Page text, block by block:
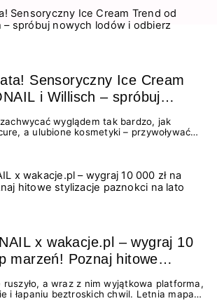
Sensoryczny Ice Cream
i Willisch – spróbuj
i odbierz prezent!
wyglądem tak bardzo, jak
a ulubione kosmetyki – przywoływać
deserów to coś więcej niż
kolor, aksamitną teksturę,
i słodki akcent na podniebieniu. Tego lata
z marką Willisch, tworząc unikalny projekt
x wakacje.pl – wygraj 10
marzeń! Poznaj hitowe
a wraz z nim wyjątkowa platforma,
i łapaniu beztroskich chwil. Letnia mapa